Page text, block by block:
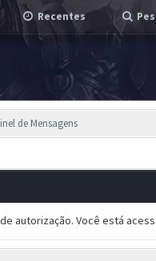
Recentes
de Mensagens
autorização. Você está